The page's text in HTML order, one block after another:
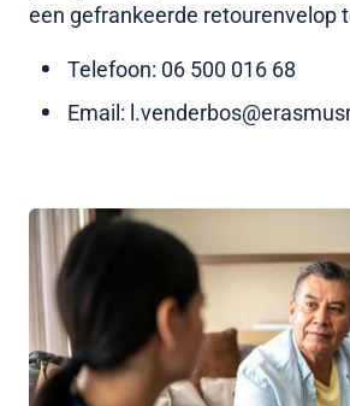
een gefrankeerde retourenvelop
Telefoon: 06 500 016 68
Email: